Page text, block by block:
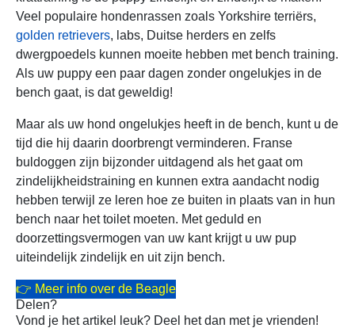
Veel populaire hondenrassen zoals Yorkshire terriërs,
golden retrievers, labs, Duitse herders en zelfs
dwergpoedels kunnen moeite hebben met bench training.
Als uw puppy een paar dagen zonder ongelukjes in de
bench gaat, is dat geweldig!
Maar als uw hond ongelukjes heeft in de bench, kunt u de
tijd die hij daarin doorbrengt verminderen. Franse
buldoggen zijn bijzonder uitdagend als het gaat om
zindelijkheidstraining en kunnen extra aandacht nodig
hebben terwijl ze leren hoe ze buiten in plaats van in hun
bench naar het toilet moeten. Met geduld en
doorzettingsvermogen van uw kant krijgt u uw pup
uiteindelijk zindelijk en uit zijn bench.
👉 Meer info over de Beagle
Delen?
Vond je het artikel leuk? Deel het dan met je vrienden!